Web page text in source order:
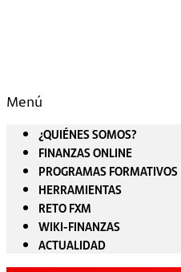
Menú
¿QUIÉNES SOMOS?
FINANZAS ONLINE
PROGRAMAS FORMATIVOS
HERRAMIENTAS
RETO FXM
WIKI-FINANZAS
ACTUALIDAD